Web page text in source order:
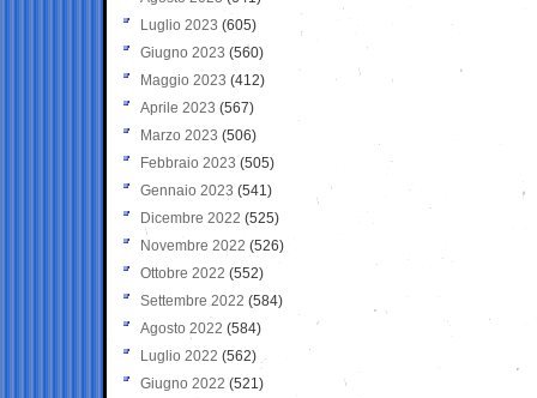
Luglio 2023 (605)
Giugno 2023 (560)
Maggio 2023 (412)
Aprile 2023 (567)
Marzo 2023 (506)
Febbraio 2023 (505)
Gennaio 2023 (541)
Dicembre 2022 (525)
Novembre 2022 (526)
Ottobre 2022 (552)
Settembre 2022 (584)
Agosto 2022 (584)
Luglio 2022 (562)
Giugno 2022 (521)